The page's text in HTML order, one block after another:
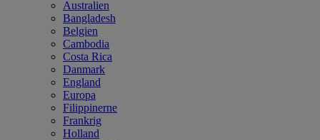
Australien
Bangladesh
Belgien
Cambodia
Costa Rica
Danmark
England
Europa
Filippinerne
Frankrig
Holland